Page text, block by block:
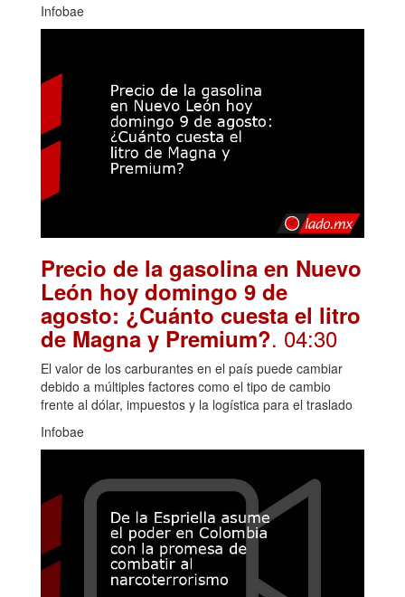
Infobae
Precio de la gasolina en Nuevo
León hoy domingo 9 de
agosto: ¿Cuánto cuesta el litro
de Magna y Premium?. 04:30
El valor de los carburantes en el país puede cambiar
debido a múltiples factores como el tipo de cambio
frente al dólar, impuestos y la logística para el traslado
Infobae